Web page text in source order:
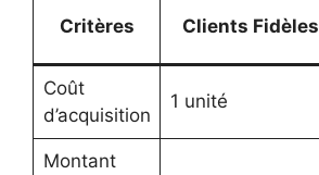
Critères Clients Fidèles
Coût
d’acquisition
1 unité
Montant